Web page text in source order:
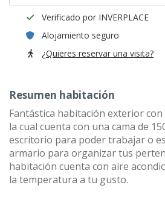
Verificado por INVERPLACE
Alojamiento seguro
¿Quieres reservar una visita?
Resumen habitación
Fantástica habitación exterior
la cual cuenta con una cama de
escritorio para poder trabajar o
armario para organizar tus
habitación cuenta con aire
la temperatura a tu gusto.